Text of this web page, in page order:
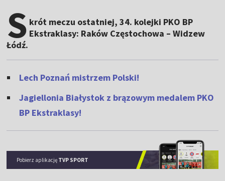
S krót meczu ostatniej, 34. kolejki PKO BP
Ekstraklasy: Raków Częstochowa – Widzew
Łódź.
Lech Poznań mistrzem Polski!
Jagiellonia Białystok z brązowym medalem PKO
BP Ekstraklasy!
Pobierz aplikację TVP SPORT